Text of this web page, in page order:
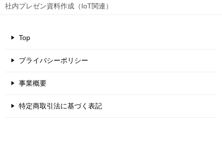
社内プレゼン資料作成（IoT関連）
Top
プライバシーポリシー
事業概要
特定商取引法に基づく表記